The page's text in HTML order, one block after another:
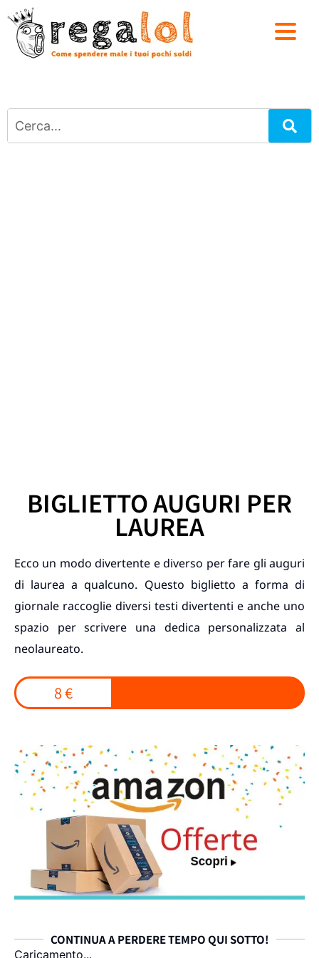
BIGLIETTO AUGURI PER
LAUREA
Ecco un modo divertente e diverso per fare gli auguri
di laurea a qualcuno. Questo biglietto a forma di
giornale raccoglie diversi testi divertenti e anche uno
spazio per scrivere una dedica personalizzata al
neolaureato.
8 €
CONTINUA A PERDERE TEMPO QUI SOTTO!
Caricamento...